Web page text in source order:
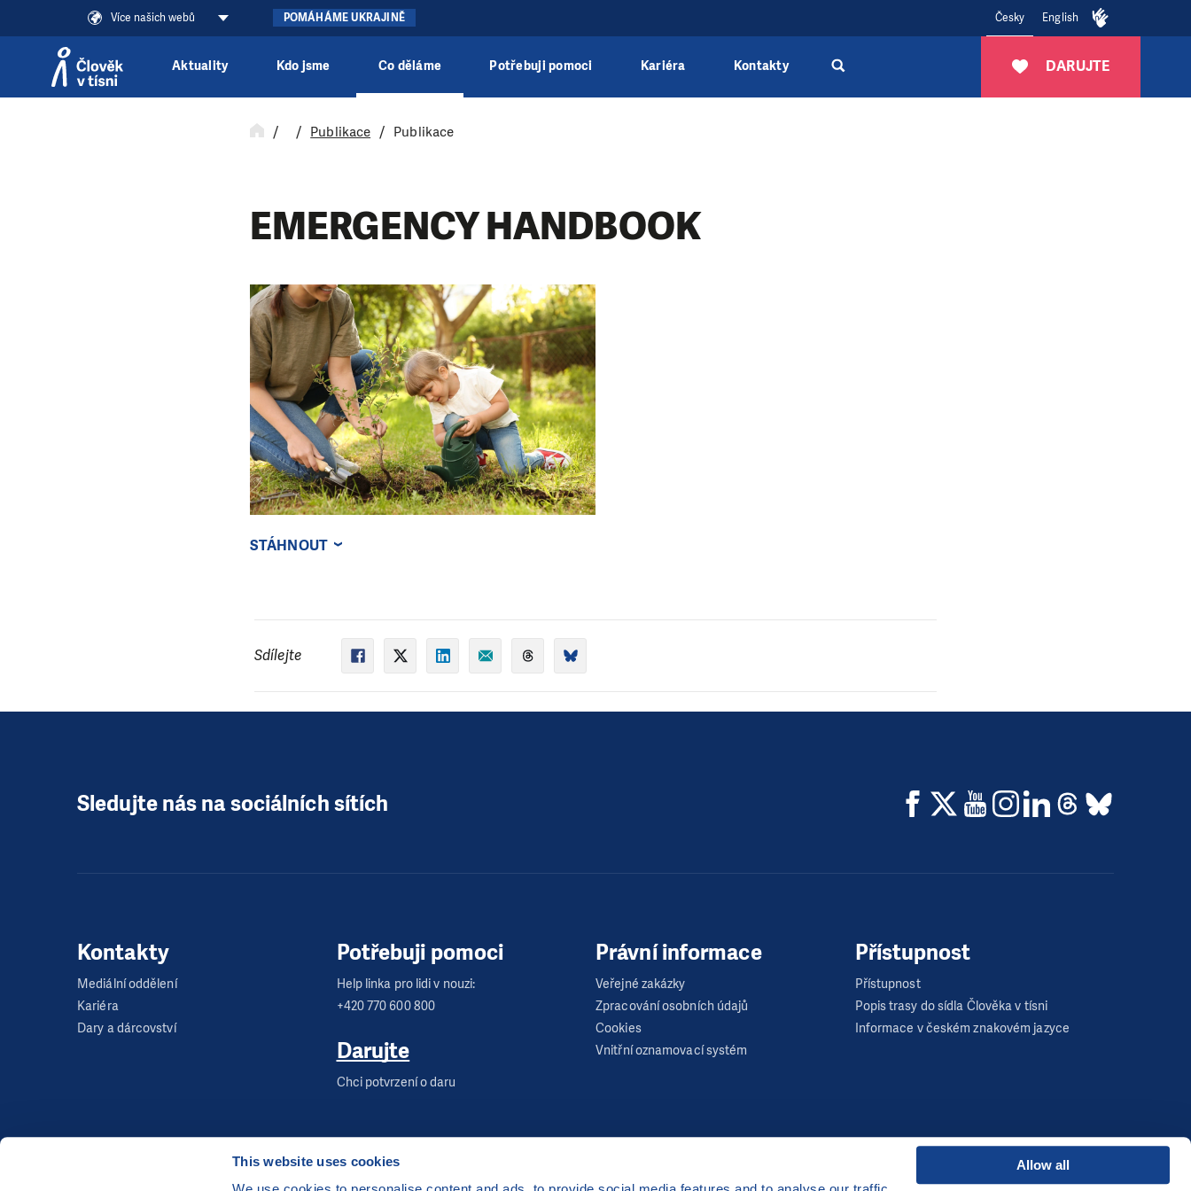
This website uses cookies
Allow all
Více našich webů POMÁHÁME UKRAJINĚ Česky English
DARUJTE
Aktuality Kdo jsme Co děláme Potřebuji pomoci Kariéra Kontakty
Publikace Publikace
EMERGENCY HANDBOOK
STÁHNOUT
Sdílejte
Sledujte nás na sociálních sítích
Kontakty
Mediální oddělení
Kariéra
Dary a dárcovství
Potřebuji pomoci
Help linka pro lidi v nouzi:
+420 770 600 800
Darujte
Chci potvrzení o daru
Právní informace
Veřejné zakázky
Zpracování osobních údajů
Cookies
Vnitřní oznamovací systém
Přístupnost
Přístupnost
Popis trasy do sídla Člověka v tísni
Informace v českém znakovém jazyce